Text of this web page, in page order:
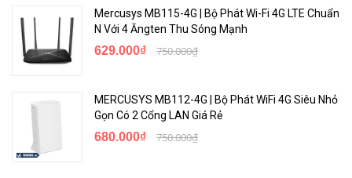
Mercusys MB115-4G | Bộ Phát Wi-Fi 4G LTE Chuẩn
N Với 4 Ăngten Thu Sóng Mạnh
629.000₫ 750.000₫
MERCUSYS MB112-4G | Bộ Phát WiFi 4G Siêu Nhỏ
Gọn Có 2 Cổng LAN Giá Rẻ
680.000₫ 750.000₫